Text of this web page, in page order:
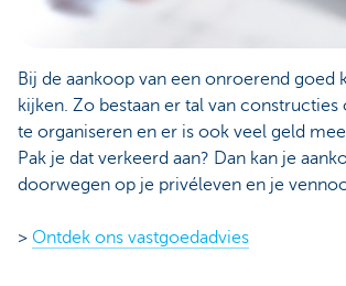
Bij de aankoop van een onroerend goed
kijken. Zo bestaan er tal van
te organiseren en er is ook veel geld
Pak je dat verkeerd aan? Dan kan je
doorwegen op je privéleven en je
> Ontdek ons vastgoedadvies